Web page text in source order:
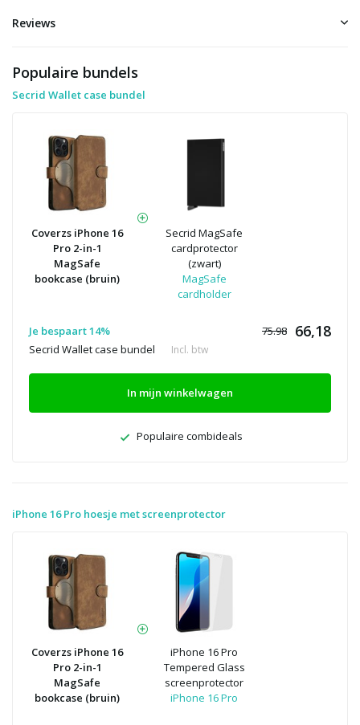
Reviews
Populaire bundels
Secrid Wallet case bundel
Coverzs iPhone 16
Pro 2-in-1
MagSafe
bookcase (bruin)
Secrid MagSafe
cardprotector
(zwart)
MagSafe
cardholder
Je bespaart 14% 75.98 66,18
Secrid Wallet case bundel Incl. btw
In mijn winkelwagen
Populaire combideals
iPhone 16 Pro hoesje met screenprotector
Coverzs iPhone 16
Pro 2-in-1
MagSafe
bookcase (bruin)
iPhone 16 Pro
Tempered Glass
screenprotector
iPhone 16 Pro